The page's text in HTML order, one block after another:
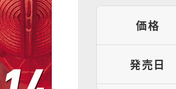
価格
発売日